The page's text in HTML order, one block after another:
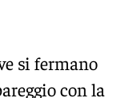
si fermano
con la